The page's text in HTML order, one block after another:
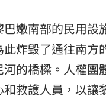
嫩南部的民用設
炸毀了通往南方
的橋樑。人權團
救護人員，以讓